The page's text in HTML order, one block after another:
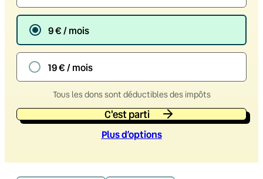
9 € / mois
19 € / mois
Tous les dons sont déductibles des impôts
C'est parti
Plus d’options